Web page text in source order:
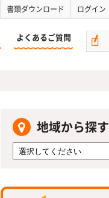
書類ダウンロード ログイン
よくあるご質問
地域から探す